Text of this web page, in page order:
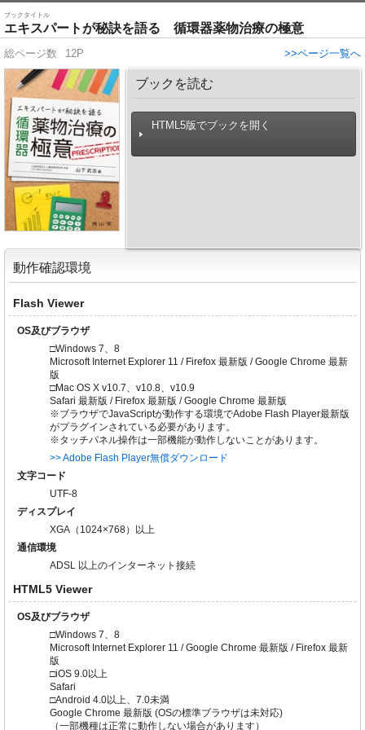
ブックタイトル
エキスパートが秘訣を語る 循環器薬物治療の極意
総ページ数 12P >>ページ一覧へ
ブックを読む
HTML5版でブックを開く
動作確認環境
Flash Viewer
OS及びブラウザ
□Windows 7、8
Microsoft Internet Explorer 11 / Firefox 最新版 / Google Chrome 最新
版
□Mac OS X v10.7、v10.8、v10.9
Safari 最新版 / Firefox 最新版 / Google Chrome 最新版
※ブラウザでJavaScriptが動作する環境でAdobe Flash Player最新版
がプラグインされている必要があります。
※タッチパネル操作は一部機能が動作しないことがあります。
>> Adobe Flash Player無償ダウンロード
文字コード
UTF-8
ディスプレイ
XGA（1024×768）以上
通信環境
ADSL 以上のインターネット接続
HTML5 Viewer
OS及びブラウザ
□Windows 7、8
Microsoft Internet Explorer 11 / Google Chrome 最新版 / Firefox 最新
版
□iOS 9.0以上
Safari
□Android 4.0以上、7.0未満
Google Chrome 最新版 (OSの標準ブラウザは未対応)
（一部機種は正常に動作しない場合があります）